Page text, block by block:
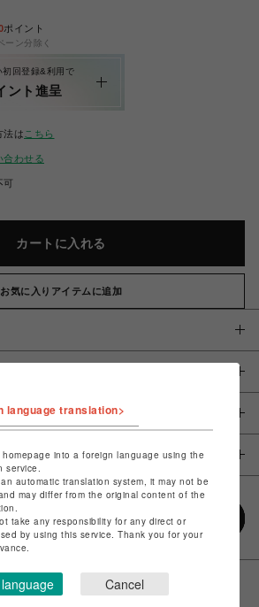
ポイント
ーン分除く
初回登録&利用で
ント進呈
法は こちら
合わせる
可
カートに入れる
お気に入りアイテムに追加
language translation>
into a foreign language using the
service.
automatic translation system, it may not be
may differ from the original content of the
take any responsibility for any direct or
by using this service. Thank you for your
Cancel